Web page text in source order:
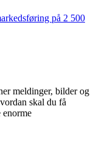
på 2 500
meldinger, bilder og
skal du få